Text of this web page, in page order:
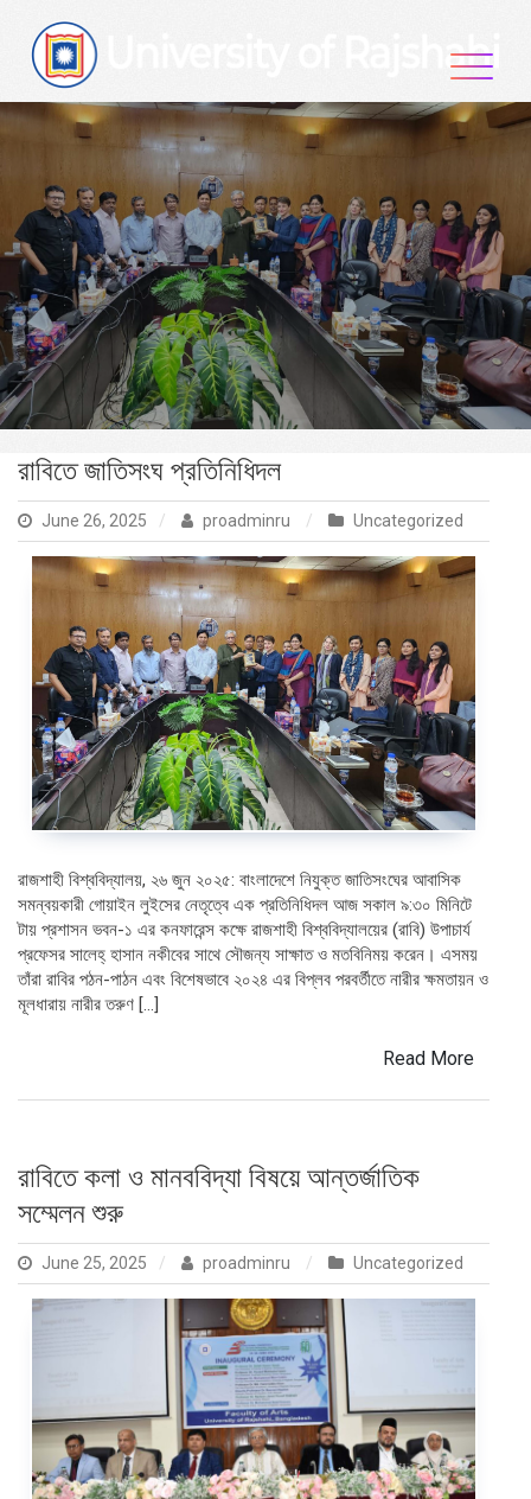
content
রাবিতে জাতিসংঘ প্রতিনিধিদল
June 26, 2025 proadminru Uncategorized
রাজশাহী বিশ্ববিদ্যালয়, ২৬ জুন ২০২৫: বাংলাদেশে নিযুক্ত জাতিসংঘের আবাসিক
সমন্বয়কারী গোয়াইন লুইসের নেতৃত্বে এক প্রতিনিধিদল আজ সকাল ৯:৩০ মিনিটে
টায় প্রশাসন ভবন-১ এর কনফারেন্স কক্ষে রাজশাহী বিশ্ববিদ্যালয়ের (রাবি) উপাচার্য
প্রফেসর সালেহ্ হাসান নকীবের সাথে সৌজন্য সাক্ষাত ও মতবিনিময় করেন। এসময়
তাঁরা রাবির পঠন-পাঠন এবং বিশেষভাবে ২০২৪ এর বিপ্লব পরবর্তীতে নারীর ক্ষমতায়ন ও
মূলধারায় নারীর তরুণ […]
Read More
রাবিতে কলা ও মানববিদ্যা বিষয়ে আন্তর্জাতিক
সম্মেলন শুরু
June 25, 2025 proadminru Uncategorized